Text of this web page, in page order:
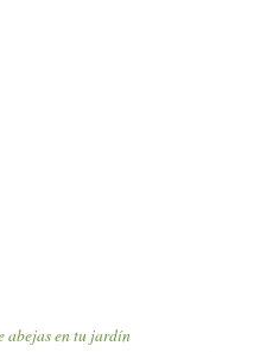
abejas en tu jardín